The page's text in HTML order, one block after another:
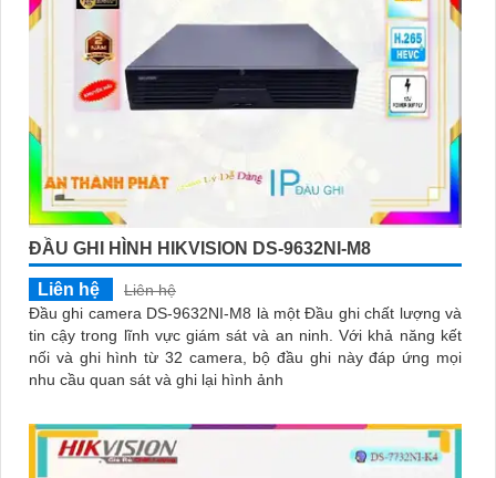
ĐẦU GHI HÌNH HIKVISION DS-9632NI-M8
Liên hệ
Liên hệ
Đầu ghi camera DS-9632NI-M8 là một Đầu ghi chất lượng và
tin cậy trong lĩnh vực giám sát và an ninh. Với khả năng kết
nối và ghi hình từ 32 camera, bộ đầu ghi này đáp ứng mọi
nhu cầu quan sát và ghi lại hình ảnh